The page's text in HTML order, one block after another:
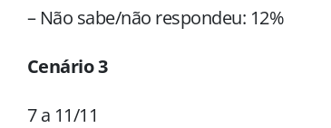
– Não sabe/não respondeu: 12%
Cenário 3
7 a 11/11